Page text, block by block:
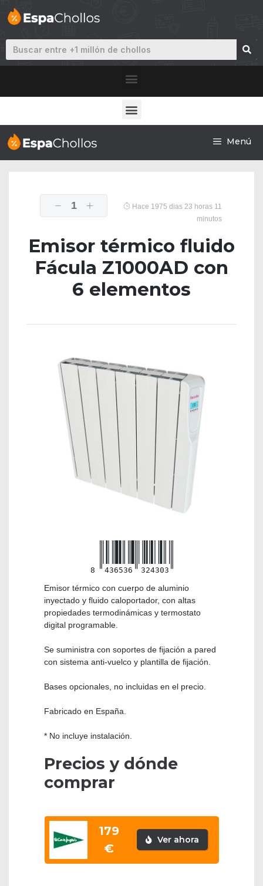
Menú
1
Hace 1975 dias 23 horas 11
minutos
Emisor térmico fluido
Fácula Z1000AD con
6 elementos
8 436536 324303
Emisor térmico con cuerpo de aluminio
inyectado y fluido caloportador, con altas
propiedades termodinámicas y termostato
digital programable.
Se suministra con soportes de fijación a pared
con sistema anti-vuelco y plantilla de fijación.
Bases opcionales, no incluidas en el precio.
Fabricado en España.
* No incluye instalación.
Precios y dónde
comprar
179
€
Ver ahora